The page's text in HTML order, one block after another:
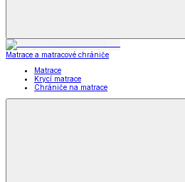
Matrace a matracové chrániče
Matrace
Krycí matrace
Chrániče na matrace